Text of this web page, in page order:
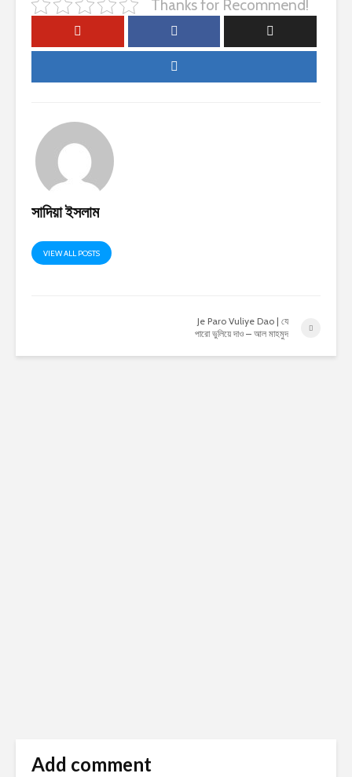
Thanks for Recommend!
সাদিয়া ইসলাম
VIEW ALL POSTS
Je Paro Vuliye Dao | যে
পারো ভুলিয়ে দাও – আল মাহমুদ
Add comment